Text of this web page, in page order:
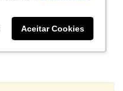
Aceitar Cookies